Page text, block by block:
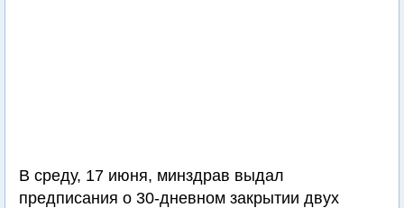
В среду, 17 июня, минздрав выдал
предписания о 30-дневном закрытии двух